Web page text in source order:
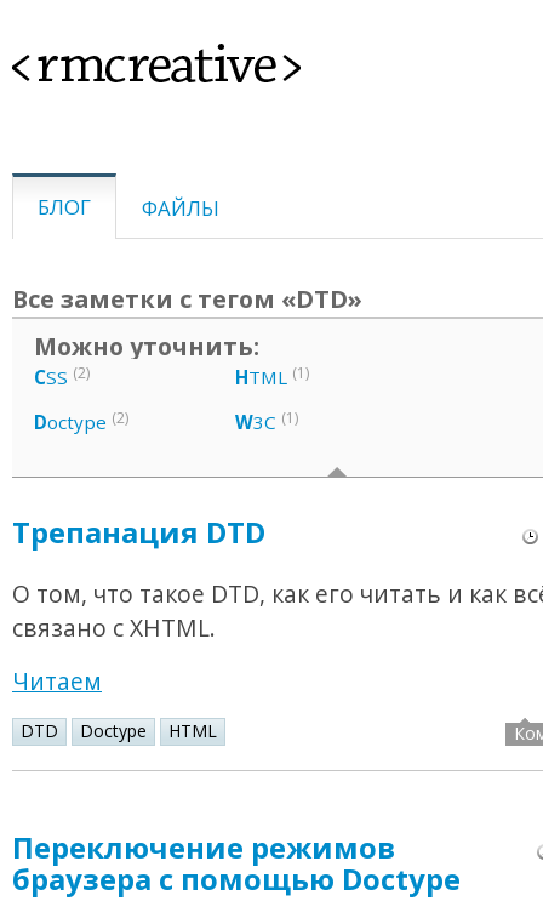
<rmcreative>
БЛОГ ФАЙЛЫ
Все заметки с тегом «DTD»
Можно уточнить:
CSS (2)
Doctype (2)
HTML (1)
W3C (1)
Трепанация DTD
О том, что такое DTD, как его читать и как
связано с XHTML.
Читаем
DTD Doctype HTML
Переключение режимов
браузера с помощью Doctype